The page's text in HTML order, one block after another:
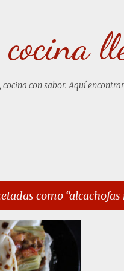
cocina
cocina con sabor. Aquí
como alcachofas